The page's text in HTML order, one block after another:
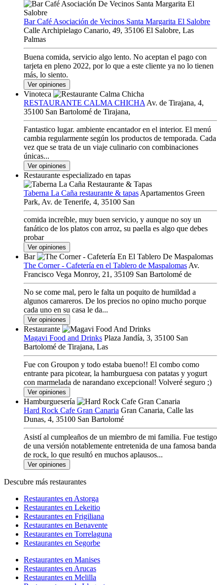
Bar Café Asociación de Vecinos Santa Margarita El Salobre
Calle Archipielago Canario, 49, 35106 El Salobre, Las
Palmas
Buena comida, servicio algo lento. No aceptan el pago con
tarjeta en pleno 2022, por lo que a este cliente ya no lo tienen
más, lo siento.
Ver opiniones
Vinoteca
RESTAURANTE CALMA CHICHA Av. de Tirajana, 4,
35100 San Bartolomé de Tirajana,
Fantastico lugar. ambiente encantador en el interior. El menú
cambia regularmente según los productos de temporada. Cada
vez que se trata de un viaje culinario con combinaciones
únicas...
Ver opiniones
Restaurante especializado en tapas
Taberna La Caña restaurante & tapas Apartamentos Green
Park, Av. de Tenerife, 4, 35100 San
comida increíble, muy buen servicio, y aunque no soy un
fanático de los platos con arroz, su paella es algo que debes
probar
Ver opiniones
Bar
The Corner - Cafetería en el Tablero de Maspalomas Av.
Francisco Vega Monroy, 21, 35109 San Bartolomé de
No se come mal, pero le falta un poquito de humildad a
algunos camareros. De los precios no opino mucho porque
cada uno en su casa le da...
Ver opiniones
Restaurante
Magavi Food and Drinks Plaza Jandía, 3, 35100 San
Bartolomé de Tirajana, Las
Fue con Groupon y todo estaba bueno!! El combo como
entrante para picotear, la hamburguesa con patatas y yogurt
con marmelada de narandano excepcional! Volveré seguro ;)
Ver opiniones
Hamburguesería
Hard Rock Cafe Gran Canaria Gran Canaria, Calle las
Dunas, 4, 35100 San Bartolomé
Asistí al cumpleaños de un miembro de mi familia. Fue testigo
de una versión notablemente entretenida de una famosa banda
de rock, lo que resultó en muchos aplausos...
Ver opiniones
Descubre más restaurantes
Restaurantes en Astorga
Restaurantes en Lekeitio
Restaurantes en Frigiliana
Restaurantes en Benavente
Restaurantes en Torrelaguna
Restaurantes en Segorbe
Restaurantes en Manises
Restaurantes en Arucas
Restaurantes en Melilla